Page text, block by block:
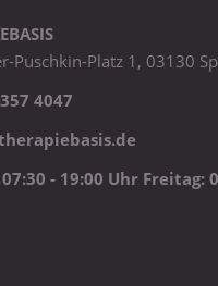
Puschkin-Platz 1, 03130
4047
07:30 - 19:00 Uhr Freitag: